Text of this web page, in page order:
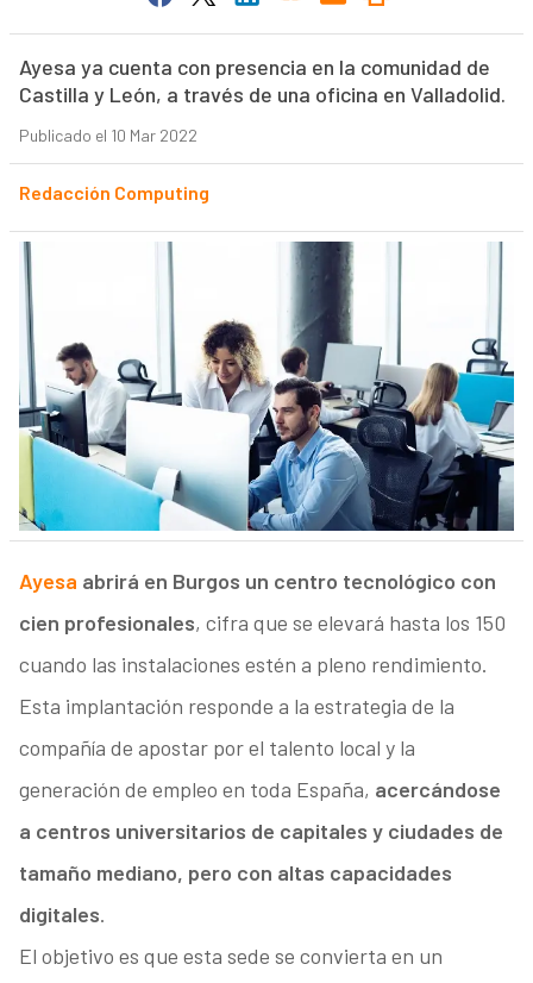
Ayesa ya cuenta con presencia en la comunidad de
Castilla y León, a través de una oficina en Valladolid.
Publicado el 10 Mar 2022
Redacción Computing
Ayesa abrirá en Burgos un centro tecnológico con
cien profesionales, cifra que se elevará hasta los 150
cuando las instalaciones estén a pleno rendimiento.
Esta implantación responde a la estrategia de la
compañía de apostar por el talento local y la
generación de empleo en toda España, acercándose
a centros universitarios de capitales y ciudades de
tamaño mediano, pero con altas capacidades
digitales.
El objetivo es que esta sede se convierta en un